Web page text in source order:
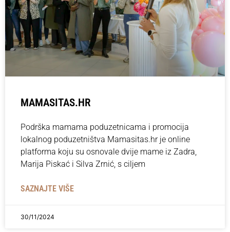
MAMASITAS.HR
Podrška mamama poduzetnicama i promocija
lokalnog poduzetništva Mamasitas.hr je online
platforma koju su osnovale dvije mame iz Zadra,
Marija Piskać i Silva Zrnić, s ciljem
SAZNAJTE VIŠE
30/11/2024